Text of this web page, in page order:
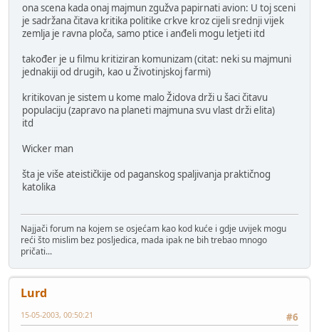
ona scena kada onaj majmun zgužva papirnati avion: U toj sceni
je sadržana čitava kritika politike crkve kroz cijeli srednji vijek
zemlja je ravna ploča, samo ptice i anđeli mogu letjeti itd
također je u filmu kritiziran komunizam (citat: neki su majmuni
jednakiji od drugih, kao u Životinjskoj farmi)
kritikovan je sistem u kome malo Židova drži u šaci čitavu
populaciju (zapravo na planeti majmuna svu vlast drži elita)
itd
Wicker man
šta je više ateističkije od paganskog spaljivanja praktičnog
katolika
Najjači forum na kojem se osjećam kao kod kuće i gdje uvijek mogu
reći što mislim bez posljedica, mada ipak ne bih trebao mnogo
pričati...
Lurd
#6
15-05-2003, 00:50:21